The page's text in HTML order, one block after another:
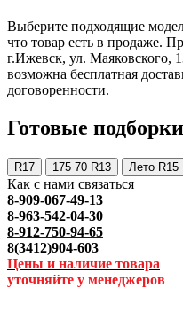
Выберите подходящие
что товар есть в продаже.
г.Ижевск, ул. Маяковского,
возможна бесплатная
договоренности.
Готовые подборки
R17 175 70 R13 Лето R15
Как с нами связаться
8-909-067-49-13
8-963-542-04-30
8-912-750-94-65
8(3412)904-603
Цены и наличие товара
уточняйте у менеджеров